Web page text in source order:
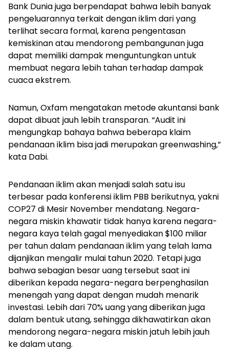
Bank Dunia juga berpendapat bahwa lebih banyak
pengeluarannya terkait dengan iklim dari yang
terlihat secara formal, karena pengentasan
kemiskinan atau mendorong pembangunan juga
dapat memiliki dampak menguntungkan untuk
membuat negara lebih tahan terhadap dampak
cuaca ekstrem.
Namun, Oxfam mengatakan metode akuntansi bank
dapat dibuat jauh lebih transparan. “Audit ini
mengungkap bahaya bahwa beberapa klaim
pendanaan iklim bisa jadi merupakangreenwashing,”
kata Dabi.
Pendanaan iklim akan menjadi salah satu isu
terbesar pada konferensi iklim PBB berikutnya, yakni
COP27 di Mesir November mendatang. Negara-
negara miskin khawatir tidak hanya karena negara-
negara kaya telah gagal menyediakan $100 miliar
per tahun dalam pendanaan iklim yang telah lama
dijanjikan mengalir mulai tahun 2020. Tetapi juga
bahwa sebagian besar uang tersebut saat ini
diberikan kepada negara-negara berpenghasilan
menengah yang dapat dengan mudah menarik
investasi. Lebih dari 70% uang yang diberikan juga
dalam bentuk utang, sehingga dikhawatirkan akan
mendorong negara-negara miskin jatuh lebih jauh
ke dalam utang.